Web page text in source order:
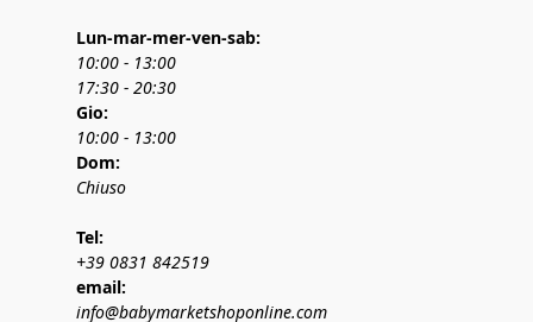
Lun-mar-mer-ven-sab:
10:00 - 13:00
17:30 - 20:30
Gio:
10:00 - 13:00
Dom:
Chiuso
Tel:
+39 0831 842519
email:
info@babymarketshoponline.com